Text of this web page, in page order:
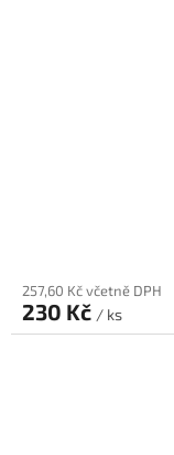
257,60 Kč včetně DPH
230 Kč / ks